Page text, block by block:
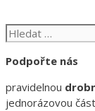
Hledat:
Podpořte nás
pravidelnou
jednorázovou